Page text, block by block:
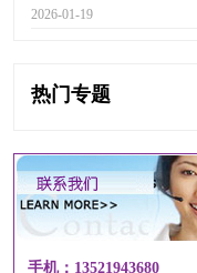
2026-01-19
热门专题
手机：13521943680